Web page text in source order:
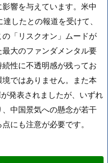
響を与えています。米中
したとの報道を受けて、
「リスクオン」ムードが
大のファンダメンタル要
性に不透明感が残ってお
ではありません。また本
発表されましたが、いずれ
中国景気への懸念が若干
にも注意が必要です。